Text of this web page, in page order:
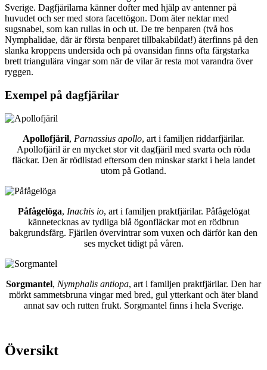
Sverige. Dagfjärilarna känner dofter med hjälp av antenner på
huvudet och ser med stora facettögon. Dom äter nektar med
sugsnabel, som kan rullas in och ut. De tre benparen (två hos
Nymphalidae, där är första benparet tillbakabildat!) återfinns på den
slanka kroppens undersida och på ovansidan finns ofta färgstarka
brett triangulära vingar som när de vilar är resta mot varandra över
ryggen.
Exempel på dagfjärilar
Apollofjäril, Parnassius apollo, art i familjen riddarfjärilar.
Apollofjäril är en mycket stor vit dagfjäril med svarta och röda
fläckar. Den är rödlistad eftersom den minskar starkt i hela landet
utom på Gotland.
Påfågelöga, Inachis io, art i familjen praktfjärilar. Påfågelögat
kännetecknas av tydliga blå ögonfläckar mot en rödbrun
bakgrundsfärg. Fjärilen övervintrar som vuxen och därför kan den
ses mycket tidigt på våren.
Sorgmantel, Nymphalis antiopa, art i familjen praktfjärilar. Den har
mörkt sammetsbruna vingar med bred, gul ytterkant och äter bland
annat sav och rutten frukt. Sorgmantel finns i hela Sverige.
Översikt